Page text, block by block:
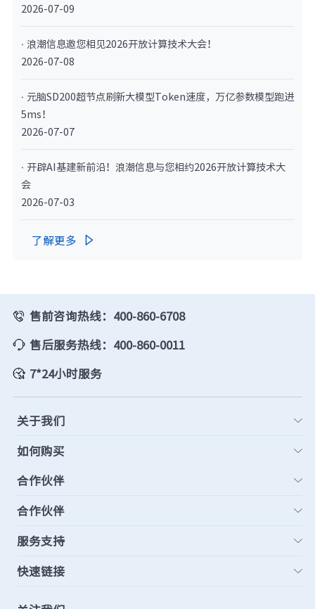
2026-07-09
· 浪潮信息邀您相见2026开放计算技术大会！
2026-07-08
· 元脑SD200超节点刷新大模型Token速度，万亿参数模型跑进
5ms！
2026-07-07
· 开辟AI基建新前沿！浪潮信息与您相约2026开放计算技术大
会
2026-07-03
了解更多 
售前咨询热线：400-860-6708
售后服务热线：400-860-0011
7*24小时服务
关于我们
如何购买
合作伙伴
合作伙伴
服务支持
快速链接